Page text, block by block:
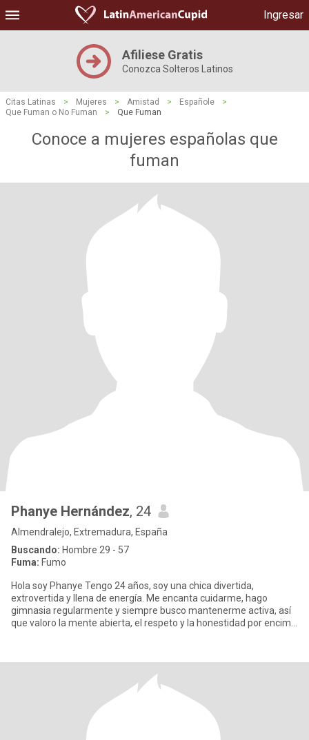
Ingresar
Afiliese Gratis
Conozca Solteros Latinos
Citas Latinas > Mujeres > Amistad > Españole
>
Que Fuman o No Fuman
> Que Fuman
Conoce a mujeres españolas que
fuman
Phanye Hernández, 24
Almendralejo, Extremadura, España
Buscando: Hombre 29 - 57
Fuma: Fumo
Hola soy Phanye Tengo 24 años, soy una chica divertida,
extrovertida y llena de energía. Me encanta cuidarme, hago
gimnasia regularmente y siempre busco mantenerme activa, así
que valoro la mente abierta, el respeto y la honestidad por encima